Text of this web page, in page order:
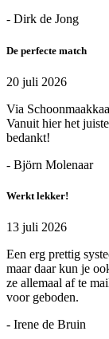
- Dirk de Jong
De perfecte match
20 juli 2026
Via
Vanuit hier het
bedankt!
- Björn Molenaar
Werkt lekker!
13 juli 2026
Een erg prettig
maar daar kun je
ze allemaal af te
voor geboden.
- Irene de Bruin